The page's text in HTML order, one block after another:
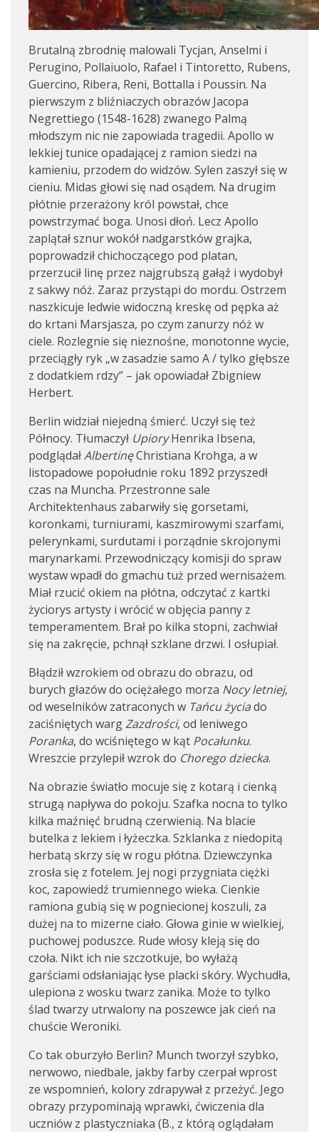
Brutalną zbrodnię malowali Tycjan, Anselmi i
Perugino, Pollaiuolo, Rafael i Tintoretto, Rubens,
Guercino, Ribera, Reni, Bottalla i Poussin. Na
pierwszym z bliźniaczych obrazów Jacopa
Negrettiego (1548-1628) zwanego Palmą
młodszym nic nie zapowiada tragedii. Apollo w
lekkiej tunice opadającej z ramion siedzi na
kamieniu, przodem do widzów. Sylen zaszył się w
cieniu. Midas głowi się nad osądem. Na drugim
płótnie przerażony król powstał, chce
powstrzymać boga. Unosi dłoń. Lecz Apollo
zaplątał sznur wokół nadgarstków grajka,
poprowadził chichoczącego pod platan,
przerzucił linę przez najgrubszą gałąź i wydobył
z sakwy nóż. Zaraz przystąpi do mordu. Ostrzem
naszkicuje ledwie widoczną kreskę od pępka aż
do krtani Marsjasza, po czym zanurzy nóż w
ciele. Rozlegnie się nieznośne, monotonne wycie,
przeciągły ryk „w zasadzie samo A / tylko głębsze
z dodatkiem rdzy” – jak opowiadał Zbigniew
Herbert.
Berlin widział niejedną śmierć. Uczył się też
Północy. Tłumaczył UpioryHenrika Ibsena,
podglądałAlbertinęChristiana Krohga, a w
listopadowe popołudnie roku 1892 przyszedł
czas na Muncha. Przestronne sale
Architektenhaus zabarwiły się gorsetami,
koronkami, turniurami, kaszmirowymi szarfami,
pelerynkami, surdutami i porządnie skrojonymi
marynarkami. Przewodniczący komisji do spraw
wystaw wpadł do gmachu tuż przed wernisażem.
Miał rzucić okiem na płótna, odczytać z kartki
życiorys artysty i wrócić w objęcia panny z
temperamentem. Brał po kilka stopni, zachwiał
się na zakręcie, pchnął szklane drzwi. I osłupiał.
Błądził wzrokiem od obrazu do obrazu, od
burych głazów do ociężałego morza Nocy letniej,
od weselników zatraconych w Tańcu życiado
zaciśniętych wargZazdrości, od leniwego
Poranka, do wciśniętego w kąt Pocałunku.
Wreszcie przylepił wzrok do Chorego dziecka.
Na obrazie światło mocuje się z kotarą i cienką
strugą napływa do pokoju. Szafka nocna to tylko
kilka maźnięć brudną czerwienią. Na blacie
butelka z lekiem i łyżeczka. Szklanka z niedopitą
herbatą skrzy się w rogu płótna. Dziewczynka
zrosła się z fotelem. Jej nogi przygniata ciężki
koc, zapowiedź trumiennego wieka. Cienkie
ramiona gubią się w pogniecionej koszuli, za
dużej na to mizerne ciało. Głowa ginie w wielkiej,
puchowej poduszce. Rude włosy kleją się do
czoła. Nikt ich nie szczotkuje, bo wyłażą
garściami odsłaniając łyse placki skóry. Wychudła,
ulepiona z wosku twarz zanika. Może to tylko
ślad twarzy utrwalony na poszewce jak cień na
chuście Weroniki.
Co tak oburzyło Berlin? Munch tworzył szybko,
nerwowo, niedbale, jakby farby czerpał wprost
ze wspomnień, kolory zdrapywał z przeżyć. Jego
obrazy przypominają wprawki, ćwiczenia dla
uczniów z plastyczniaka (B., z którą oglądałam